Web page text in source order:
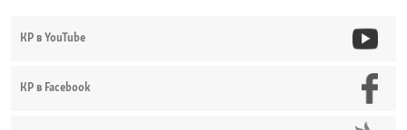
КР в YouTube
КР в Facebook